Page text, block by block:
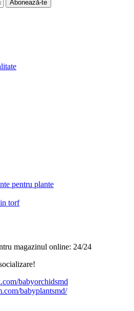
Abonează-te
pentru plante
torf
magazinul online: 24/24
babyorchidsmd
babyplantsmd/